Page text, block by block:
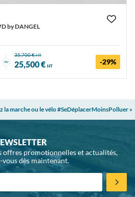
by DANGEL
ou
35,700 €HT
25,500 € HT -29%
marche ou le vélo #SeDéplacerMoinsPolluer »
offres promotionnelles et actualités,
vous dès maintenant.